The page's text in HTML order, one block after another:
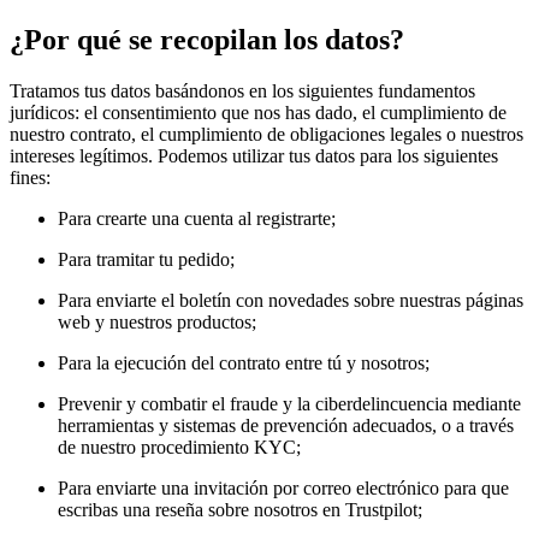
¿Por qué se recopilan los datos?
Tratamos tus datos basándonos en los siguientes fundamentos
jurídicos: el consentimiento que nos has dado, el cumplimiento de
nuestro contrato, el cumplimiento de obligaciones legales o nuestros
intereses legítimos. Podemos utilizar tus datos para los siguientes
fines:
Para crearte una cuenta al registrarte;
Para tramitar tu pedido;
Para enviarte el boletín con novedades sobre nuestras páginas
web y nuestros productos;
Para la ejecución del contrato entre tú y nosotros;
Prevenir y combatir el fraude y la ciberdelincuencia mediante
herramientas y sistemas de prevención adecuados, o a través
de nuestro procedimiento KYC;
Para enviarte una invitación por correo electrónico para que
escribas una reseña sobre nosotros en Trustpilot;